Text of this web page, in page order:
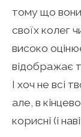
тому що
своїх колег
високо
відображає
І хоч не всі
але, в
корисні (і